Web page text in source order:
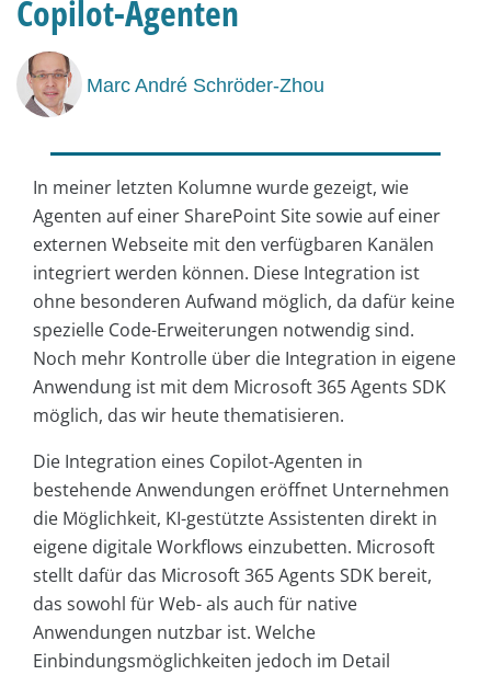
Copilot-Agenten
Marc André Schröder-Zhou
In meiner letzten Kolumne wurde gezeigt, wie
Agenten auf einer SharePoint Site sowie auf einer
externen Webseite mit den verfügbaren Kanälen
integriert werden können. Diese Integration ist
ohne besonderen Aufwand möglich, da dafür keine
spezielle Code-Erweiterungen notwendig sind.
Noch mehr Kontrolle über die Integration in eigene
Anwendung ist mit dem Microsoft 365 Agents SDK
möglich, das wir heute thematisieren.
Die Integration eines Copilot-Agenten in
bestehende Anwendungen eröffnet Unternehmen
die Möglichkeit, KI-gestützte Assistenten direkt in
eigene digitale Workflows einzubetten. Microsoft
stellt dafür das Microsoft 365 Agents SDK bereit,
das sowohl für Web- als auch für native
Anwendungen nutzbar ist. Welche
Einbindungsmöglichkeiten jedoch im Detail